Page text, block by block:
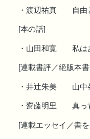
・渡辺祐真 自由
[本の話]
・山田和寛 私は
[連載書評／絶版本
・井辻朱美 山中
・齋藤明里 真っ
[連載エッセイ／書